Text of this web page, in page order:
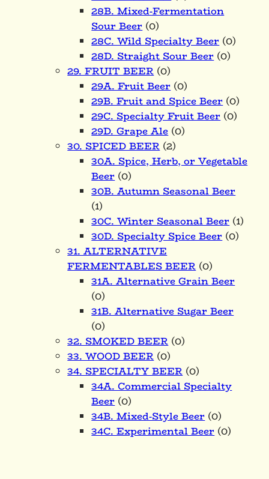
28B. Mixed-Fermentation
Sour Beer(0)
28C. Wild Specialty Beer(0)
28D. Straight Sour Beer(0)
29. FRUIT BEER(0)
29A. Fruit Beer(0)
29B. Fruit and Spice Beer(0)
29C. Specialty Fruit Beer(0)
29D. Grape Ale(0)
30. SPICED BEER(2)
30A. Spice, Herb, or Vegetable
Beer(0)
30B. Autumn Seasonal Beer
(1)
30C. Winter Seasonal Beer(1)
30D. Specialty Spice Beer(0)
31. ALTERNATIVE
FERMENTABLES BEER(0)
31A. Alternative Grain Beer
(0)
31B. Alternative Sugar Beer
(0)
32. SMOKED BEER(0)
33. WOOD BEER(0)
34. SPECIALTY BEER(0)
34A. Commercial Specialty
Beer(0)
34B. Mixed-Style Beer(0)
34C. Experimental Beer(0)